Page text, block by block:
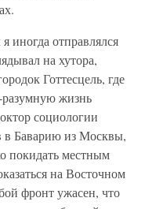
иногда отправлялся
на хутора,
Готтесцель, где
жизнь
социологии
в Баварию из Москвы,
покидать местным
на Восточном
фронт ужасен, что